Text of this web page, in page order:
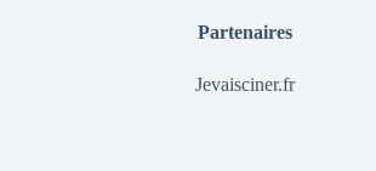
Partenaires
Jevaisciner.fr